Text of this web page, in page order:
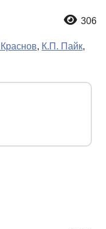
306
, К.П. Пайк,